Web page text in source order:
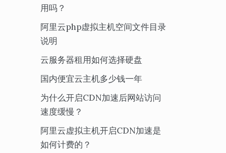
用吗？
阿里云php虚拟主机空间文件目录
说明
云服务器租用如何选择硬盘
国内便宜云主机多少钱一年
为什么开启CDN加速后网站访问
速度缓慢？
阿里云虚拟主机开启CDN加速是
如何计费的？